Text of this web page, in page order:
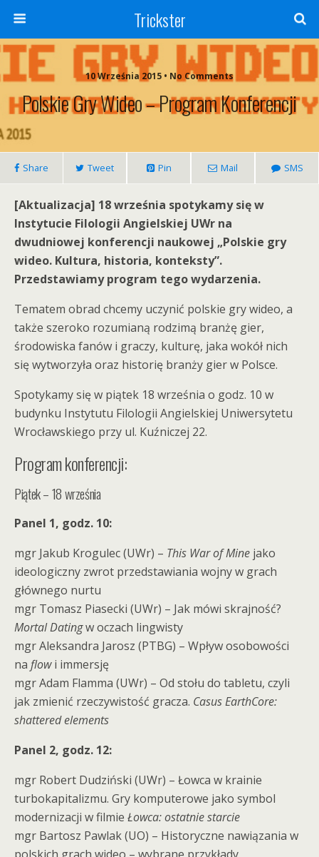
Trickster
10 Września 2015 • No Comments
Polskie Gry Wideo – Program Konferencji
Share Tweet Pin Mail SMS
[Aktualizacja] 18 września spotykamy się w
Instytucie Filologii Angielskiej UWr na
dwudniowej konferencji naukowej „Polskie gry
wideo. Kultura, historia, konteksty”.
Przedstawiamy program tego wydarzenia.
Tematem obrad chcemy uczynić polskie gry wideo, a
także szeroko rozumianą rodzimą branżę gier,
środowiska fanów i graczy, kulturę, jaka wokół nich
się wytworzyła oraz historię branży gier w Polsce.
Spotykamy się w piątek 18 września o godz. 10 w
budynku Instytutu Filologii Angielskiej Uniwersytetu
Wrocławskiego przy ul. Kuźniczej 22.
Program konferencji:
Piątek – 18 września
Panel 1, godz. 10:
mgr Jakub Krogulec (UWr) – This War of Mine jako
ideologiczny zwrot przedstawiania wojny w grach
głównego nurtu
mgr Tomasz Piasecki (UWr) – Jak mówi skrajność?
Mortal Datingw oczach lingwisty
mgr Aleksandra Jarosz (PTBG) – Wpływ osobowości
na flowi immersję
mgr Adam Flamma (UWr) – Od stołu do tabletu, czyli
jak zmienić rzeczywistość gracza. Casus EarthCore:
shattered elements
Panel 2, godz. 12:
mgr Robert Dudziński (UWr) – Łowca w krainie
turbokapitalizmu. Gry komputerowe jako symbol
modernizacji w filmie Łowca: ostatnie starcie
mgr Bartosz Pawlak (UO) – Historyczne nawiązania w